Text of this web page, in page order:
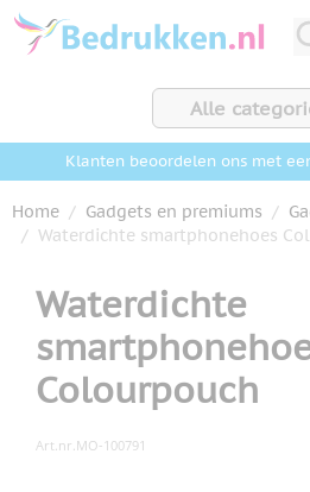
Ga naar de inhoud
Alle
Klanten beoordelen ons met
Home / Gadgets en premiums /
/ Waterdichte smartphonehoes
Waterdichte
Colourpouch
Art.nr. MO-100791